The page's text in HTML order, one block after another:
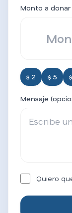
Monto a donar
$ 2 $ 5
Mensaje
Quiero